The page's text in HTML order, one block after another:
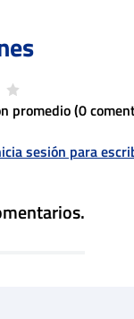
promedio(0
sesión para